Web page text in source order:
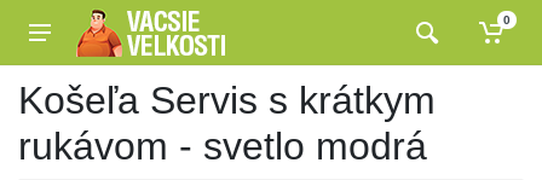
0
Košeľa Servis s krátkym
rukávom - svetlo modrá